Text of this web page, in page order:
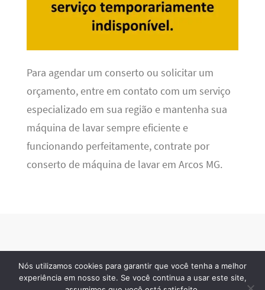
Para agendar um conserto ou solicitar um
orçamento, entre em contato com um serviço
especializado em sua região e mantenha sua
máquina de lavar sempre eficiente e
funcionando perfeitamente, contrate por
conserto de máquina de lavar em Arcos MG.
· 2026 © Todos os direitos reservados
Nós utilizamos cookies para garantir que você tenha a melhor
experiência em nosso site. Se você continua a usar este site,